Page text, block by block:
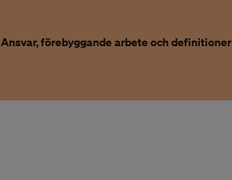
Ansvar, förebyggande arbete och definitioner